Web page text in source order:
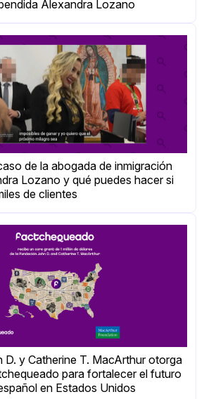
Alexandra Lozano
de la abogada de inmigración
Lozano y qué puedes hacer si
de clientes
D. y Catherine T. MacArthur otorga
para fortalecer el futuro
en Estados Unidos